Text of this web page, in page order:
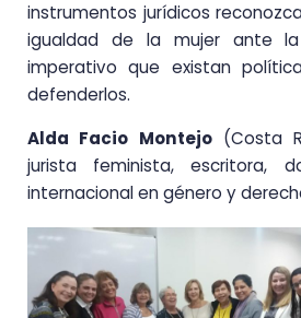
instrumentos jurídicos
igualdad de la mujer ante
imperativo que existan
defenderlos.
Alda Facio Montejo(Costa
jurista feminista, escritora,
internacional en género y